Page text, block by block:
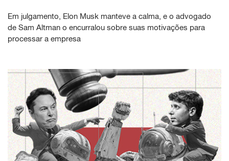
Em julgamento, Elon Musk manteve a calma, e o advogado
de Sam Altman o encurralou sobre suas motivações para
processar a empresa